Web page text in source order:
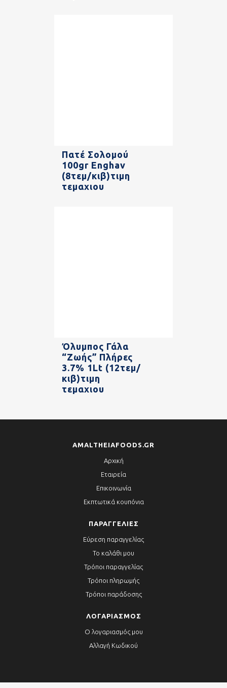
Πατέ Σολομού
100gr Enghav
(8τεμ/κιβ)τιμη
τεμαχιου
Όλυμπος Γάλα
“Ζωής” Πλήρες
3.7% 1Lt (12τεμ/
κιβ)τιμη
τεμαχιου
AMALTHEIAFOODS.GR
Αρχική
Εταιρεία
Επικοινωνία
Εκπτωτικά κουπόνια
ΠΑΡΑΓΓΕΛΊΕΣ
Εύρεση παραγγελίας
Το καλάθι μου
Τρόποι παραγγελίας
Τρόποι πληρωμής
Τρόποι παράδοσης
ΛΟΓΑΡΙΑΣΜΌΣ
Ο λογαριασμός μου
Αλλαγή Κωδικού